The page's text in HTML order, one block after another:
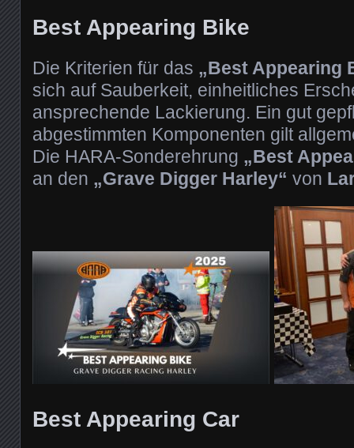
Best Appearing Bike
Die Kriterien für das „Best Appearing
sich auf Sauberkeit, einheitliches
ansprechende Lackierung. Ein gut
abgestimmten Komponenten gilt
Die HARA-Sonderehrung „Best
an den „Grave Digger Harley“ von
Best Appearing Car